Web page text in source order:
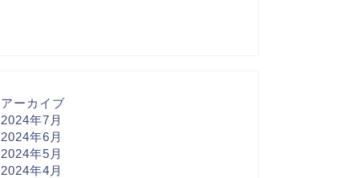
アーカイブ
2024年7月
2024年6月
2024年5月
2024年4月